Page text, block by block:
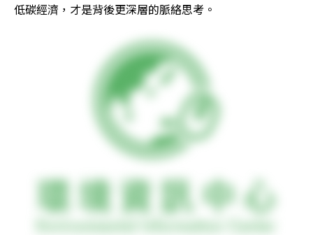
低碳經濟，才是背後更深層的脈絡思考。